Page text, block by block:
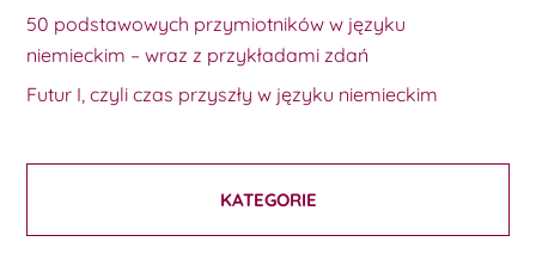
50 podstawowych przymiotników w języku
niemieckim – wraz z przykładami zdań
Futur I, czyli czas przyszły w języku niemieckim
KATEGORIE